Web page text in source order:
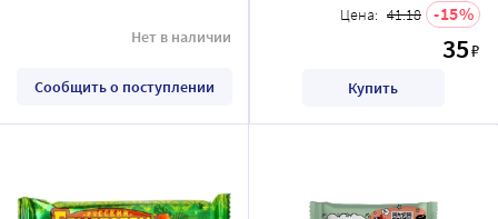
Нет в наличии
Сообщить о поступлении
Цена: 41.18 15
35₽
Купить